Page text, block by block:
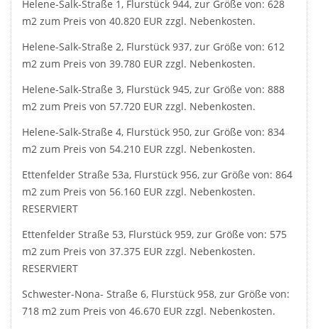
Helene-Salk-Straße 1, Flurstück 944, zur Größe von: 628
m2 zum Preis von 40.820 EUR zzgl. Nebenkosten.
Helene-Salk-Straße 2, Flurstück 937, zur Größe von: 612
m2 zum Preis von 39.780 EUR zzgl. Nebenkosten.
Helene-Salk-Straße 3, Flurstück 945, zur Größe von: 888
m2 zum Preis von 57.720 EUR zzgl. Nebenkosten.
Helene-Salk-Straße 4, Flurstück 950, zur Größe von: 834
m2 zum Preis von 54.210 EUR zzgl. Nebenkosten.
Ettenfelder Straße 53a, Flurstück 956, zur Größe von: 864
m2 zum Preis von 56.160 EUR zzgl. Nebenkosten.
RESERVIERT
Ettenfelder Straße 53, Flurstück 959, zur Größe von: 575
m2 zum Preis von 37.375 EUR zzgl. Nebenkosten.
RESERVIERT
Schwester-Nona- Straße 6, Flurstück 958, zur Größe von:
718 m2 zum Preis von 46.670 EUR zzgl. Nebenkosten.